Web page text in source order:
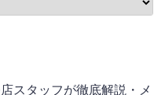
スタッフが徹底解説・メ